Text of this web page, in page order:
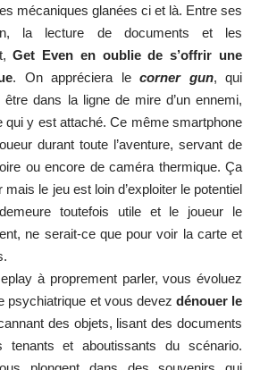
mécaniques glanées ci et là. Entre ses
la lecture de documents et les
Get Even en oublie de s’offrir une
. On appréciera lecorner gun, qui
dans la ligne de mire d’un ennemi,
qui y est attaché. Ce même smartphone
durant toute l’aventure, servant de
ou encore de caméra thermique. Ça
le jeu est loin d’exploiter le potentiel
toutefois utile et le joueur le
ne serait-ce que pour voir la carte et
à proprement parler, vous évoluez
psychiatrique et vous devez dénouer le
des objets, lisant des documents
tenants et aboutissants du scénario.